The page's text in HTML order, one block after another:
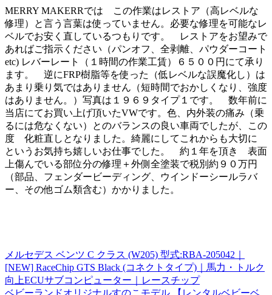
MERRY MAKERRでは この作業はレストア（高レベルな
修理）と言う言葉は使っていません。必要な修理を可能なレ
ベルでお安く直しているつもりです。 レストアをお望みで
あればご指示ください（パンオフ、全剥離、パウダーコート
etc) レバーレート（１時間の作業工賃）６５００円にて承り
ます。 逆にFRP樹脂等を使った（低レベルな誤魔化し）は
あまり乗り気ではありません（短時間でおかしくなり、強度
はありません。）写真は１９６９タイプ１です。 数年前に
当店にてお買い上げ頂いたVWです。色、内外装の痛み（乗
るには危なくない）とのバランスの良い車両でしたが、この
度 化粧直しとなりました。綺麗にしてこれからも大切に
というお気持ち嬉しいお仕事でした。 約１年を頂き 表面
上傷んでいる部位分の修理＋外側全塗装で税別約９０万円
（部品、フェンダービーディング、ウインドーシールラバ
ー、その他ゴム類含む）かかりました。
メルセデス ベンツ C クラス (W205) 型式:RBA-205042｜
[NEW] RaceChip GTS Black (コネクトタイプ)｜馬力・トルク
向上ECUサブコンピューター｜レースチップ
ベビーランドオリジナルすのこモデル 【レンタルベビーベ